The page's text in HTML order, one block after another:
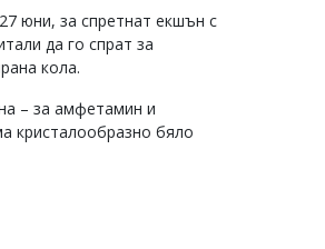
юни, за спретнат екшън с
да го спрат за
кола.
– за амфетамин и
кристалообразно бяло